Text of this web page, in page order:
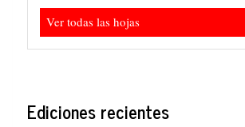
Ver todas las hojas
Ediciones recientes